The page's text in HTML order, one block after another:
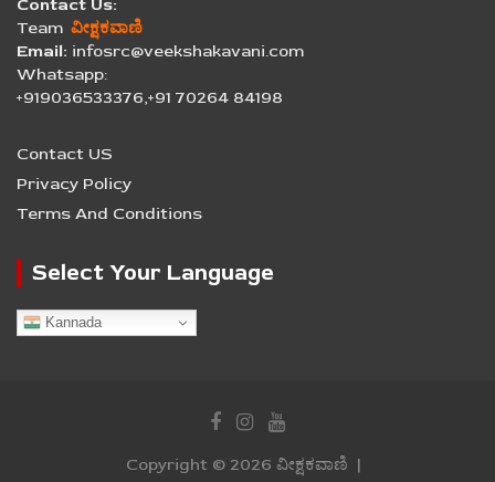
Contact Us:
Team ವೀಕ್ಷಕವಾಣಿ
Email: infosrc@veekshakavani.com
Whatsapp:
+919036533376,+91 70264 84198
Contact US
Privacy Policy
Terms And Conditions
Select Your Language
Kannada
Copyright © 2026 ವೀಕ್ಷಕವಾಣಿ